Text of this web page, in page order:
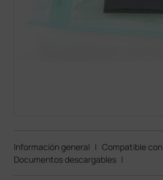
Información general | Compatible con
Documentos descargables |